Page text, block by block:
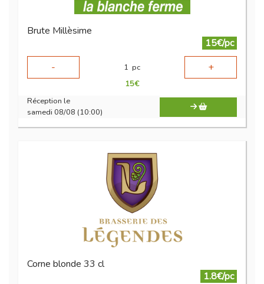
Brute Millèsime
15€/pc
-
1 pc +
15€
Réception le
samedi 08/08 (10:00)
Corne blonde 33 cl
1.8€/pc